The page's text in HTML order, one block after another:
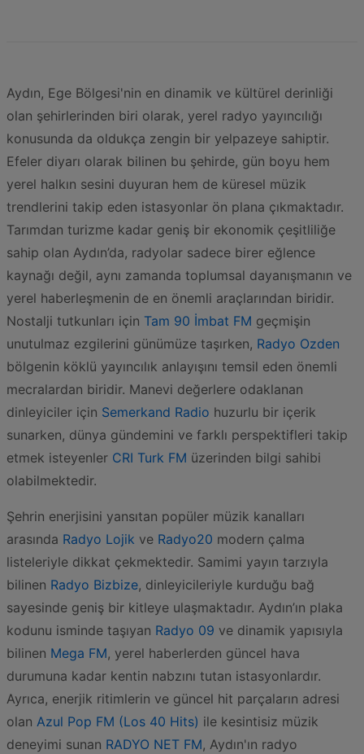
Aydın, Ege Bölgesi'nin en dinamik ve kültürel derinliği
olan şehirlerinden biri olarak, yerel radyo yayıncılığı
konusunda da oldukça zengin bir yelpazeye sahiptir.
Efeler diyarı olarak bilinen bu şehirde, gün boyu hem
yerel halkın sesini duyuran hem de küresel müzik
trendlerini takip eden istasyonlar ön plana çıkmaktadır.
Tarımdan turizme kadar geniş bir ekonomik çeşitliliğe
sahip olan Aydın’da, radyolar sadece birer eğlence
kaynağı değil, aynı zamanda toplumsal dayanışmanın ve
yerel haberleşmenin de en önemli araçlarından biridir.
Nostalji tutkunları için Tam 90 İmbat FM geçmişin
unutulmaz ezgilerini günümüze taşırken, Radyo Ozden
bölgenin köklü yayıncılık anlayışını temsil eden önemli
mecralardan biridir. Manevi değerlere odaklanan
dinleyiciler için Semerkand Radio huzurlu bir içerik
sunarken, dünya gündemini ve farklı perspektifleri takip
etmek isteyenler CRI Turk FM üzerinden bilgi sahibi
olabilmektedir.
Şehrin enerjisini yansıtan popüler müzik kanalları
arasında Radyo Lojik ve Radyo20 modern çalma
listeleriyle dikkat çekmektedir. Samimi yayın tarzıyla
bilinen Radyo Bizbize, dinleyicileriyle kurduğu bağ
sayesinde geniş bir kitleye ulaşmaktadır. Aydın’ın plaka
kodunu isminde taşıyan Radyo 09 ve dinamik yapısıyla
bilinen Mega FM, yerel haberlerden güncel hava
durumuna kadar kentin nabzını tutan istasyonlardır.
Ayrıca, enerjik ritimlerin ve güncel hit parçaların adresi
olan Azul Pop FM (Los 40 Hits) ile kesintisiz müzik
deneyimi sunan RADYO NET FM, Aydın'ın radyo